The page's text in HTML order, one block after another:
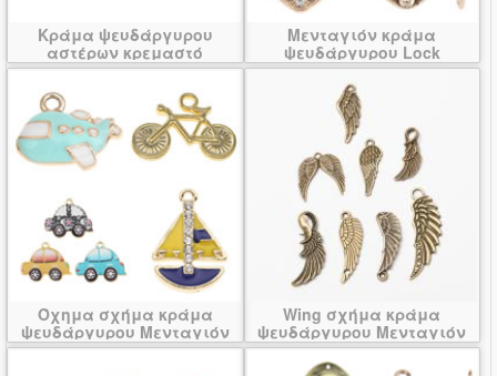
Κράμα ψευδάργυρου
αστέρων κρεμαστό
κόσμημα
Μενταγιόν κράμα
ψευδάργυρου Lock
Όχημα σχήμα κράμα
ψευδάργυρου Μενταγιόν
Wing σχήμα κράμα
ψευδάργυρου Μενταγιόν